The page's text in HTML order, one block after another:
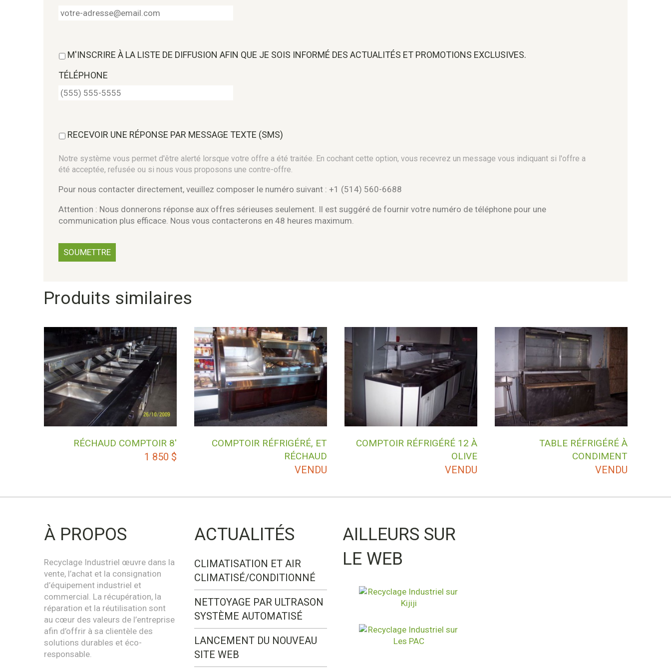
M'INSCRIRE À LA LISTE DE DIFFUSION AFIN QUE JE SOIS INFORMÉ DES ACTUALITÉS ET PROMOTIONS EXCLUSIVES.
TÉLÉPHONE
RECEVOIR UNE RÉPONSE PAR MESSAGE TEXTE (SMS)
Notre système vous permet d'être alerté lorsque votre offre a été traitée. En cochant cette option, vous recevrez un message vous indiquant si l'offre a
été acceptée, refusée ou si nous vous proposons une contre-offre.
Pour nous contacter directement, veuillez composer le numéro suivant : +1 (514) 560-6688
Attention : Nous donnerons réponse aux offres sérieuses seulement. Il est suggéré de fournir votre numéro de téléphone pour une
communication plus efficace. Nous vous contacterons en 48 heures maximum.
Produits similaires
RÉCHAUD COMPTOIR 8′
1 850 $
COMPTOIR RÉFRIGÉRÉ, ET
RÉCHAUD
VENDU
COMPTOIR RÉFRIGÉRÉ 12 À
OLIVE
VENDU
TABLE RÉFRIGÉRÉ À
CONDIMENT
VENDU
À PROPOS
Recyclage Industriel œuvre dans la
vente, l’achat et la consignation
d’équipement industriel et
commercial. La récupération, la
réparation et la réutilisation sont
au cœur des valeurs de l’entreprise
afin d’offrir à sa clientèle des
solutions durables et éco-
responsable.
ACTUALITÉS
CLIMATISATION ET AIR
CLIMATISÉ/CONDITIONNÉ
NETTOYAGE PAR ULTRASON
SYSTÈME AUTOMATISÉ
LANCEMENT DU NOUVEAU
SITE WEB
AILLEURS SUR
LE WEB